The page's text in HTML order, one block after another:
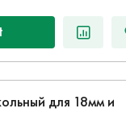
для 18мм и